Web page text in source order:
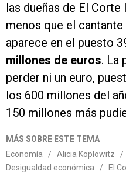
las dueñas de El
menos que el cantante
aparece en el puesto
millones de euros. La
perder ni un euro,
los 600 millones del
150 millones más
MÁS SOBRE ESTE TEMA
Economía
/ Alicia Koplowitz /
Desigualdad económica
/ El